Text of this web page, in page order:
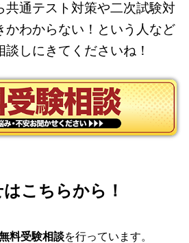
共通テスト対策や二次試験対
かわからない！という人など
しにきてくださいね！
こちらから！
料受験相談を行っています。